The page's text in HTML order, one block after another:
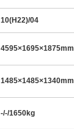
10(H22)/04
4595×1695×1875mm
1485×1485×1340mm
-/-/1650kg